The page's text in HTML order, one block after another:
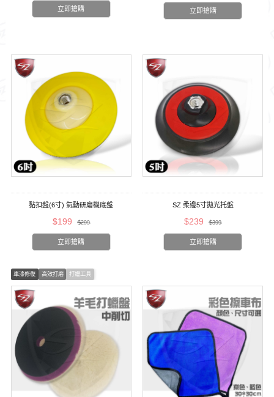
立即搶購 立即搶購
黏扣盤(6寸) 氣動研磨機底盤
$199 $299
立即搶購
SZ 柔邊5寸拋光托盤
$239 $399
立即搶購
車漆修復 高效打磨 打蠟工具